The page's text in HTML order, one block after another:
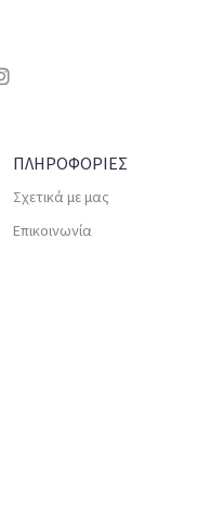
ΠΛΗΡΟΦΟΡΙΕΣ
Σχετικά με μας
Επικοινωνία